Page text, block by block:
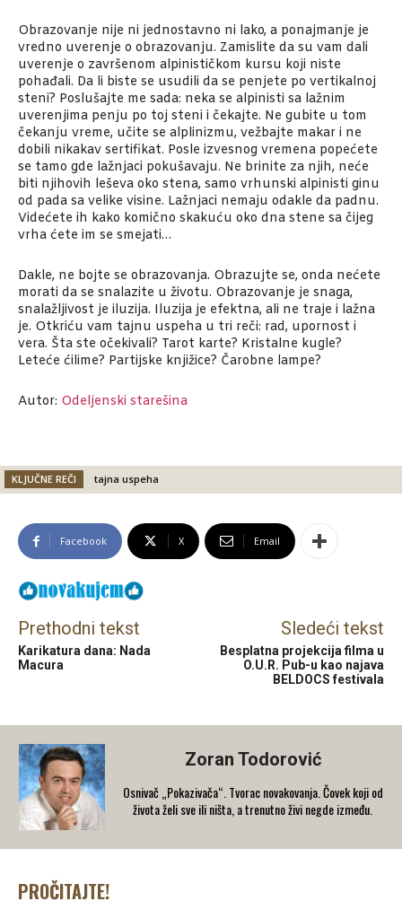
Obrazovanje nije ni jednostavno ni lako, a ponajmanje je
vredno uverenje o obrazovanju. Zamislite da su vam dali
uverenje o završenom alpinističkom kursu koji niste
pohađali. Da li biste se usudili da se penjete po vertikalnoj
steni? Poslušajte me sada: neka se alpinisti sa lažnim
uverenjima penju po toj steni i čekajte. Ne gubite u tom
čekanju vreme, učite se alplinizmu, vežbajte makar i ne
dobili nikakav sertifikat. Posle izvesnog vremena popećete
se tamo gde lažnjaci pokušavaju. Ne brinite za njih, neće
biti njihovih leševa oko stena, samo vrhunski alpinisti ginu
od pada sa velike visine. Lažnjaci nemaju odakle da padnu.
Videćete ih kako komično skakuću oko dna stene sa čijeg
vrha ćete im se smejati…
Dakle, ne bojte se obrazovanja. Obrazujte se, onda nećete
morati da se snalazite u životu. Obrazovanje je snaga,
snalažljivost je iluzija. Iluzija je efektna, ali ne traje i lažna
je. Otkriću vam tajnu uspeha u tri reči: rad, upornost i
vera. Šta ste očekivali? Tarot karte? Kristalne kugle?
Leteće ćilime? Partijske knjižice? Čarobne lampe?
Autor: Odeljenski starešina
KLJUČNE REČI tajna uspeha
Facebook X Email
Prethodni tekst
Karikatura dana: Nada
Macura
Sledeći tekst
Besplatna projekcija filma u
O.U.R. Pub-u kao najava
BELDOCS festivala
Zoran Todorović
Osnivač „Pokazivača“. Tvorac novakovanja. Čovek koji od
života želi sve ili ništa, a trenutno živi negde između.
PROČITAJTE!